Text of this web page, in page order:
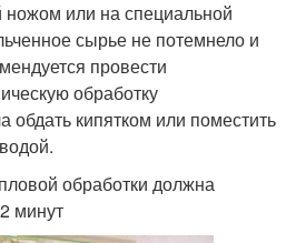
ножом или на специальной
сырье не потемнело и
провести
обработку
обдать кипятком или поместить
обработки должна
минут